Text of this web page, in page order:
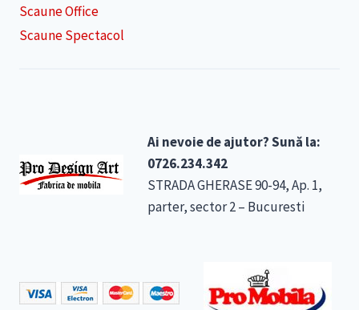
Scaune Office
Scaune Spectacol
Ai nevoie de ajutor? Sună la:
0726.234.342
STRADA GHERASE 90-94, Ap. 1,
parter, sector 2 – Bucuresti